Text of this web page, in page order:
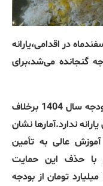
مسعود پزشکیان روز پنجشنبه 9 اسفندماه در اقدامی،یارانه
گنجانده می‌شد،برای
به گفته مرکز پژوهش‌های مجلس رژیم،بودجه سال 1404 برخلاف
ندارد.آمارها نشان
بودجه آموزش عالی به تأمین
با حذف این حمایت
مالی،دانشگاه‌ها با دو گزینه تأمین 1620 میلیارد تومان از بودجه